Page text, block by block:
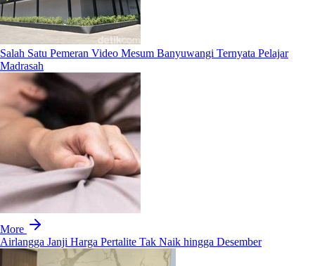
Salah Satu Pemeran Video Mesum Banyuwangi Ternyata Pelajar
Madrasah
More
Airlangga Janji Harga Pertalite Tak Naik hingga Desember